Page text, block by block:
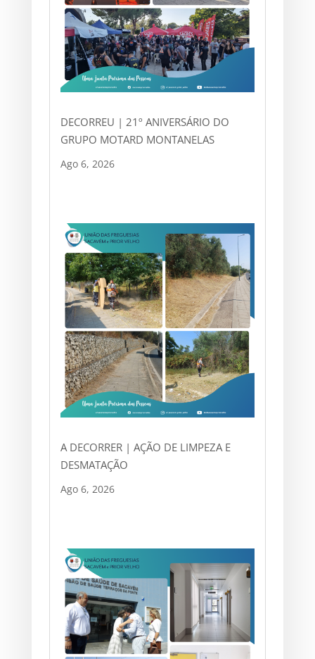
DECORREU | 21º ANIVERSÁRIO DO
GRUPO MOTARD MONTANELAS
Ago 6, 2026
A DECORRER | AÇÃO DE LIMPEZA E
DESMATAÇÃO
Ago 6, 2026